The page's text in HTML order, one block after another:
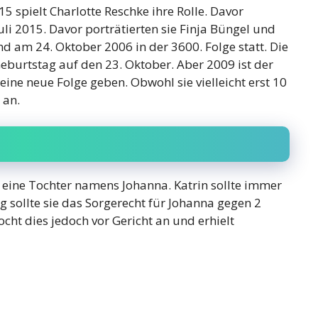
spielt Charlotte Reschke ihre Rolle. Davor
2015. Davor porträtierten sie Finja Büngel und
am 24. Oktober 2006 in der 3600. Folge statt. Die
auf den 23. Oktober. Aber 2009 ist der
neue Folge geben. Obwohl sie vielleicht erst 10
Tochter namens Johanna. Katrin sollte immer
sie das Sorgerecht für Johanna gegen 2
dies jedoch vor Gericht an und erhielt